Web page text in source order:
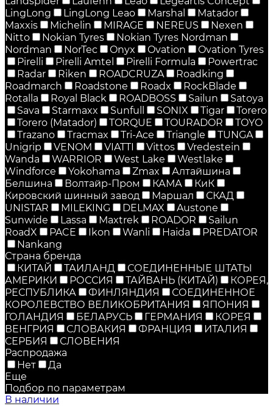
LingLong
LingLong Leao Marshal
Matador
Maxxis
Michelin MIRAGE NEREUS
Nexen
Nitto
Nokian Tyres
Nokian Tyres Nordman
Nordman
NorTec Onyx Ovation
Ovation Tyres
Pirelli
Pirelli Amtel Pirelli Formula
Powertrac
Radar
Riken ROADCRUZA
Roadking
Roadmarch
Roadstone Roadx
RockBlade
Rotalla
Royal Black ROADBOSS Sailun
Satoya
Sava
Starmaxx Sunfull SONIX Tigar
Torero
Torero (Matador)
TORQUE TOURADOR
TOYO
Trazano
Tracmax Tri-Ace Triangle
TUNGA
Unigrip
VENOM VIATTI Vittos
Vredestein
Wanda
WARRIOR West Lake
Westlake
Windforce
Yokohama Zmax
Алтайшина
Белшина
Волтайр-Пром КАМА
КиК
Кировский шинный завод
Маршал
СКАД
UNISTAR
MILEKING DELMAX
Austone
Sunwide
Lassa Maxtrek ROADOR
Sailun
RoadX
PACE Ikon Wanli Haida
PREDATOR
Nankang
Страна бренда
КИТАЙ
ТАИЛАНД
СОЕДИНЕННЫЕ ШТАТЫ
АМЕРИКИ
РОССИЯ ТАЙВАНЬ (КИТАЙ)
КОРЕЯ,
РЕСПУБЛИКА
ФИНЛЯНДИЯ
СОЕДИНЕННОЕ
КОРОЛЕВСТВО ВЕЛИКОБРИТАНИЯ
ЯПОНИЯ
ГОЛАНДИЯ
БЕЛАРУСЬ ГЕРМАНИЯ
КОРЕЯ
ВЕНГРИЯ
СЛОВАКИЯ ФРАНЦИЯ
ИТАЛИЯ
СЕРБИЯ
СЛОВЕНИЯ
Распродажа
Нет
Да
Еще
Подбор по параметрам
В наличии